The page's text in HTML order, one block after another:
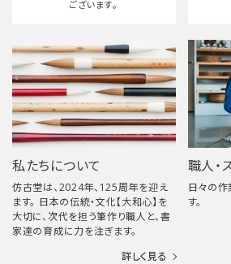
ございます。
私たちについて
仿古堂は、2024年、125周年を迎え
ます。 日本の伝統・文化【大和心】を
大切に、次代を担う筆作り職人と、書
家達の育成に力を注ぎます。
詳しく見る
職人・
日々の作
す。